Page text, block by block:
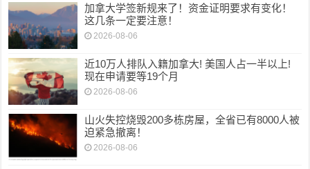
加拿大学签新规来了！资金证明要求有变化！
这几条一定要注意！
2026-08-06
近10万人排队入籍加拿大! 美国人占一半以上!
现在申请要等19个月
2026-08-06
山火失控烧毁200多栋房屋，全省已有8000人被
迫紧急撤离！
2026-08-06